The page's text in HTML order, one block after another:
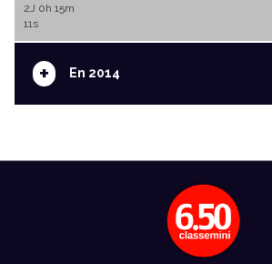
2J 0h 15m
11s
+ En 2014